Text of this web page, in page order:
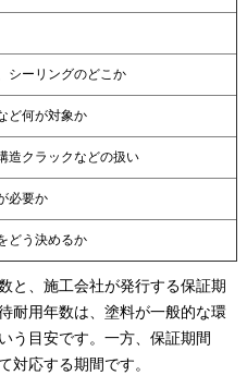
シーリングのどこか
ど何が対象か
造クラックなどの扱い
必要か
どう決めるか
と、施工会社が発行する保証期
耐用年数は、塗料が一般的な環
う目安です。一方、保証期間
対応する期間です。